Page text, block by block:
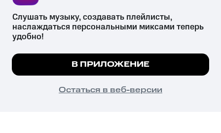
психотропных веществ, их аналогов причиняет вред здоровью,
их незаконный оборот запрещён и влечёт установленную
законодательством ответственность.
© 2026 ООО «КИОН».
Все права защищены
Мы используем куки, чтобы на сайте все
Подробнее
ПОНЯТНО
Слушать музыку, создавать плейлисты,
наслаждаться персональными миксами теперь
удобно!
В ПРИЛОЖЕНИЕ
Остаться в веб-версии